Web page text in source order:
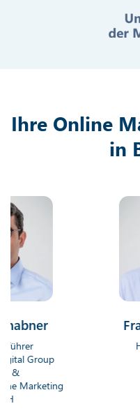
Digitale
Ihre Online
in
Frank
Head